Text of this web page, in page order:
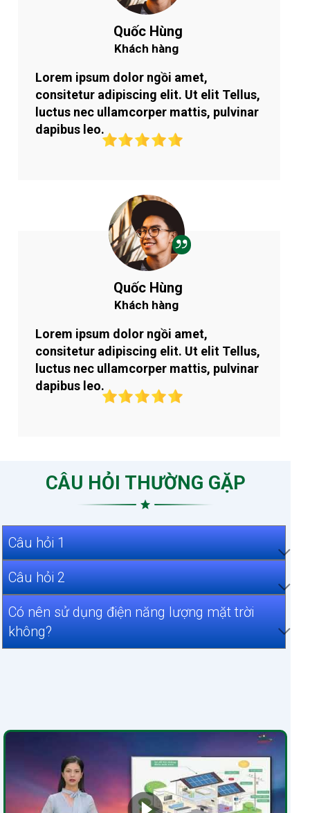
Quốc Hùng
Khách hàng
Lorem ipsum dolor ngồi amet,
consitetur adipiscing elit. Ut elit Tellus,
luctus nec ullamcorper mattis, pulvinar
dapibus leo.
Quốc Hùng
Khách hàng
Lorem ipsum dolor ngồi amet,
consitetur adipiscing elit. Ut elit Tellus,
luctus nec ullamcorper mattis, pulvinar
dapibus leo.
CÂU HỎI THƯỜNG GẶP
Câu hỏi 1
Câu hỏi 2
Có nên sử dụng điện năng lượng mặt trời
không?